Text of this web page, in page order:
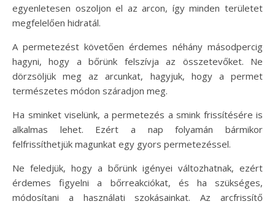
egyenletesen oszoljon el az arcon, így minden területet
megfelelően hidratál.
A permetezést követően érdemes néhány másodpercig
hagyni, hogy a bőrünk felszívja az összetevőket. Ne
dörzsöljük meg az arcunkat, hagyjuk, hogy a permet
természetes módon száradjon meg.
Ha sminket viselünk, a permetezés a smink frissítésére is
alkalmas lehet. Ezért a nap folyamán bármikor
felfrissíthetjük magunkat egy gyors permetezéssel.
Ne feledjük, hogy a bőrünk igényei változhatnak, ezért
érdemes figyelni a bőrreakciókat, és ha szükséges,
módosítani a használati szokásainkat. Az arcfrissítő